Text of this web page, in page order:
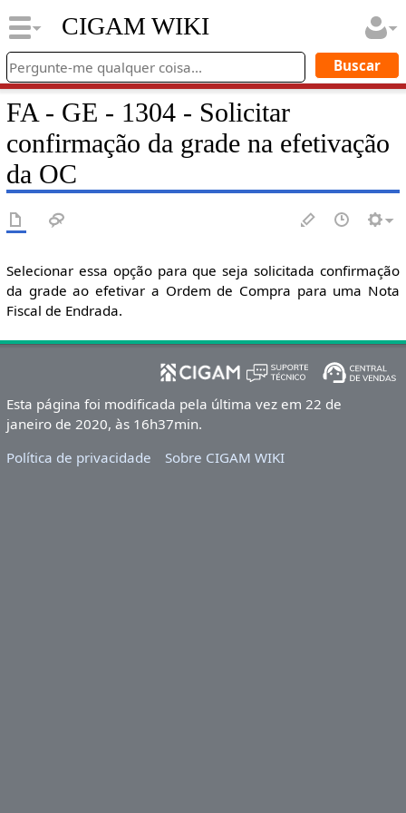
CIGAM WIKI
FA - GE - 1304 - Solicitar
confirmação da grade na efetivação
da OC
Selecionar essa opção para que seja solicitada confirmação
da grade ao efetivar a Ordem de Compra para uma Nota
Fiscal de Endrada.
Esta página foi modificada pela última vez em 22 de
janeiro de 2020, às 16h37min.
Política de privacidade
Sobre CIGAM WIKI